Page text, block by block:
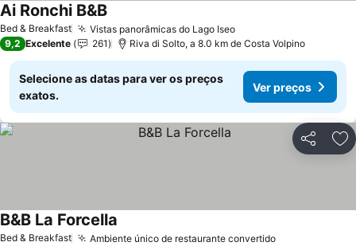
Bed & Breakfast Vistas panorâmicas do Lago Iseo
Ai Ronchi B&B
9,2 Excelente 261 Riva di Solto, a 8.0 km de Costa Volpino
Selecione as datas para ver os preços
exatos.
Ver preços
Partilhar
Bed & Breakfast Ambiente único de restaurante convertido
B&B La Forcella